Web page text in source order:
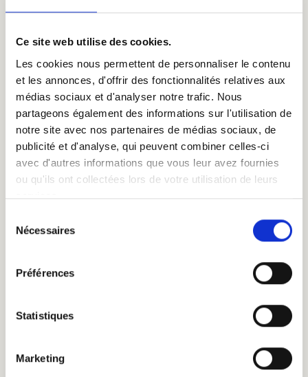
Ce site web utilise des cookies.
Les cookies nous permettent de personnaliser le contenu
et les annonces, d'offrir des fonctionnalités relatives aux
médias sociaux et d'analyser notre trafic. Nous
partageons également des informations sur l'utilisation de
notre site avec nos partenaires de médias sociaux, de
publicité et d'analyse, qui peuvent combiner celles-ci
avec d'autres informations que vous leur avez fournies
ou qu'ils ont collectées lors de votre utilisation de leurs
services.
Nécessaires
Préférences
Statistiques
Marketing